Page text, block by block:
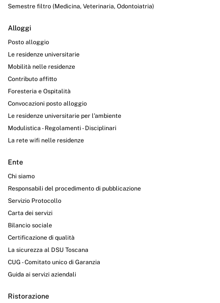
Semestre filtro (Medicina, Veterinaria, Odontoiatria)
Alloggi
Posto alloggio
Le residenze universitarie
Mobilità nelle residenze
Contributo affitto
Foresteria e Ospitalità
Convocazioni posto alloggio
Le residenze universitarie per l’ambiente
Modulistica - Regolamenti - Disciplinari
La rete wifi nelle residenze
Ente
Chi siamo
Responsabili del procedimento di pubblicazione
Servizio Protocollo
Carta dei servizi
Bilancio sociale
Certificazione di qualità
La sicurezza al DSU Toscana
CUG - Comitato unico di Garanzia
Guida ai servizi aziendali
Ristorazione